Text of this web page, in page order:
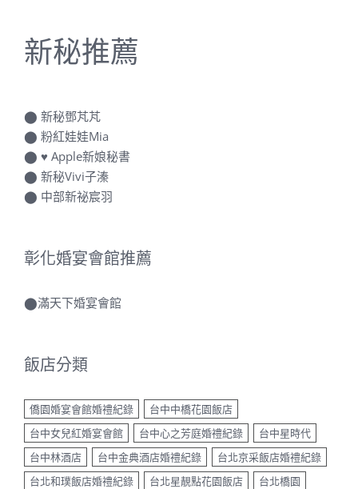
新秘推薦
⬤ 新秘鄧芃芃
⬤ 粉紅娃娃Mia
⬤ ♥ Apple新娘秘書
⬤ 新秘Vivi子溱
⬤ 中部新祕宸羽
彰化婚宴會館推薦
⬤滿天下婚宴會館
飯店分類
僑園婚宴會館婚禮紀錄
台中中橋花園飯店
台中女兒紅婚宴會館
台中心之芳庭婚禮紀錄
台中星時代
台中林酒店
台中金典酒店婚禮紀錄
台北京采飯店婚禮紀錄
台北和璞飯店婚禮紀錄
台北星靚點花園飯店
台北橋園